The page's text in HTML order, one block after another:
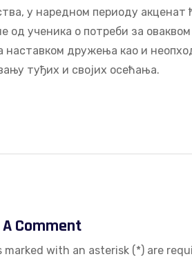
у наредном периоду
од ученика о потреби за
наставком дружења као и
туђих и својих осећања.
Comment
marked with an asterisk (*) are